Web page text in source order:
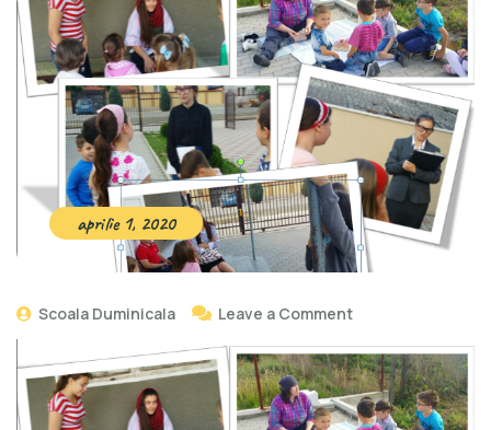
aprilie 1, 2020
Scoala Duminicala Leave a Comment